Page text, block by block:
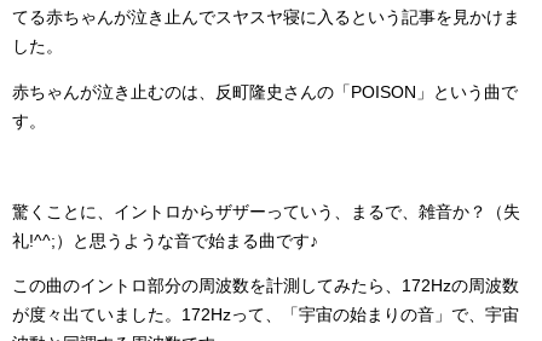
てる赤ちゃんが泣き止んでスヤスヤ寝に入るという記事を見かけま
した。
赤ちゃんが泣き止むのは、反町隆史さんの「POISON」という曲で
す。
驚くことに、イントロからザザーっていう、まるで、雑音か？（失
礼!^^;）と思うような音で始まる曲です♪
この曲のイントロ部分の周波数を計測してみたら、172Hzの周波数
が度々出ていました。172Hzって、「宇宙の始まりの音」で、宇宙